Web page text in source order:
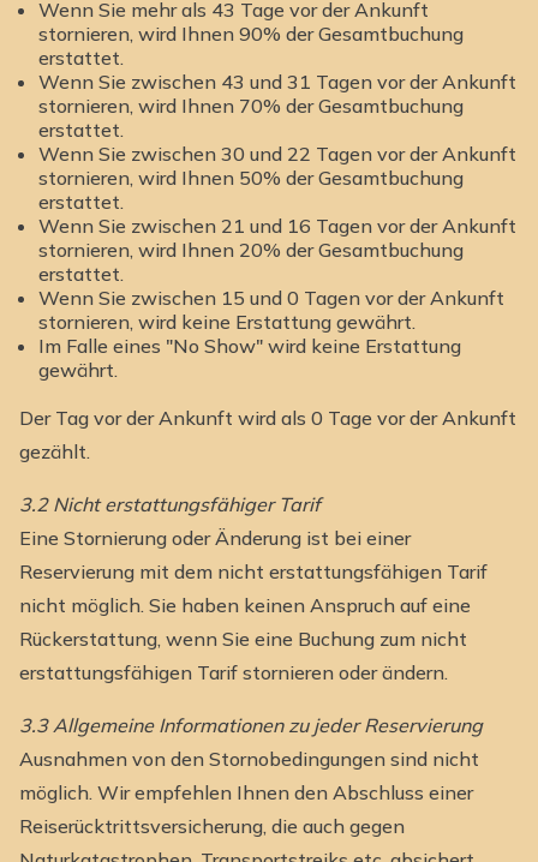
Wenn Sie mehr als 43 Tage vor der Ankunft
stornieren, wird Ihnen 90% der Gesamtbuchung
erstattet.
Wenn Sie zwischen 43 und 31 Tagen vor der Ankunft
stornieren, wird Ihnen 70% der Gesamtbuchung
erstattet.
Wenn Sie zwischen 30 und 22 Tagen vor der Ankunft
stornieren, wird Ihnen 50% der Gesamtbuchung
erstattet.
Wenn Sie zwischen 21 und 16 Tagen vor der Ankunft
stornieren, wird Ihnen 20% der Gesamtbuchung
erstattet.
Wenn Sie zwischen 15 und 0 Tagen vor der Ankunft
stornieren, wird keine Erstattung gewährt.
Im Falle eines "No Show" wird keine Erstattung
gewährt.
Der Tag vor der Ankunft wird als 0 Tage vor der Ankunft
gezählt.
3.2 Nicht erstattungsfähiger Tarif
Eine Stornierung oder Änderung ist bei einer
Reservierung mit dem nicht erstattungsfähigen Tarif
nicht möglich. Sie haben keinen Anspruch auf eine
Rückerstattung, wenn Sie eine Buchung zum nicht
erstattungsfähigen Tarif stornieren oder ändern.
3.3 Allgemeine Informationen zu jeder Reservierung
Ausnahmen von den Stornobedingungen sind nicht
möglich. Wir empfehlen Ihnen den Abschluss einer
Reiserücktrittsversicherung, die auch gegen